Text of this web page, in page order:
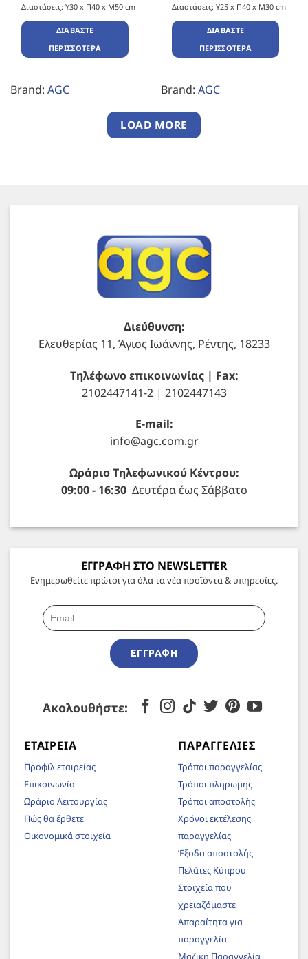
Διαστάσεις: Υ30 x Π40 x Μ50 cm
ΔΙΑΒΆΣΤΕ
ΠΕΡΙΣΣΌΤΕΡΑ
Brand: AGC
Διαστάσεις: Υ25 x Π40 x Μ30 cm
ΔΙΑΒΆΣΤΕ
ΠΕΡΙΣΣΌΤΕΡΑ
Brand: AGC
LOAD MORE
Διεύθυνση:
Ελευθερίας 11, Άγιος Ιωάννης, Ρέντης, 18233
Τηλέφωνο επικοινωνίας | Fax:
2102447141-2 | 2102447143
E-mail:
info@agc.com.gr
Ωράριο Τηλεφωνικού Κέντρου:
09:00 - 16:30Δευτέρα έως Σάββατο
ΕΓΓΡΑΦΗ ΣΤΟ NEWSLETTER
Ενημερωθείτε πρώτοι για όλα τα νέα προϊόντα & υπηρεσίες.
ΕΓΓΡΑΦΉ
Ακολουθήστε:
ΕΤΑΙΡΕΊΑ
Προφίλ εταιρείας
Επικοινωνία
Ωράριο Λειτουργίας
Πώς θα έρθετε
Οικονομικά στοιχεία
ΠΑΡΑΓΓΕΛΊΕΣ
Τρόποι παραγγελίας
Τρόποι πληρωμής
Τρόποι αποστολής
Χρόνοι εκτέλεσης
παραγγελίας
Έξοδα αποστολής
Πελάτες Κύπρου
Στοιχεία που
χρειαζόμαστε
Απαραίτητα για
παραγγελία
Μαζική Παραγγελία